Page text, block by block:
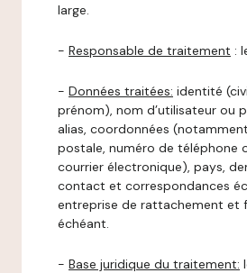
large.
- Responsable de traitement :
- Données traitées: identité
prénom), nom d’utilisateur ou
alias, coordonnées
postale, numéro de téléphone
courrier électronique), pays,
contact et correspondances
entreprise de rattachement et
échéant.
- Base juridique du traitement: